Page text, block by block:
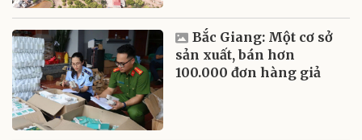
Bắc Giang: Một cơ sở
sản xuất, bán hơn
100.000 đơn hàng giả